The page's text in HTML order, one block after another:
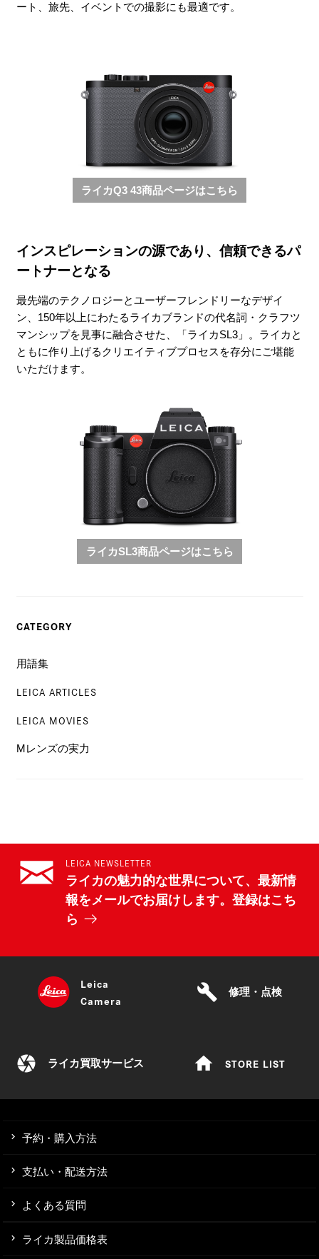
ート、旅先、イベントでの撮影にも最適です。
ライカQ3 43商品ページはこちら
インスピレーションの源であり、信頼できるパ
ートナーとなる
最先端のテクノロジーとユーザーフレンドリーなデザイ
ン、150年以上にわたるライカブランドの代名詞・クラフツ
マンシップを見事に融合させた、「ライカSL3」。ライカと
ともに作り上げるクリエイティブプロセスを存分にご堪能
いただけます。
ライカSL3商品ページはこちら
CATEGORY
用語集
LEICA ARTICLES
LEICA MOVIES
Mレンズの実力
LEICA NEWSLETTER
ライカの魅力的な世界について、最新情
報をメールでお届けします。登録はこち
ら
Leica
Camera
build 修理・点検
camera ライカ買取サービス home STORE LIST
予約・購入方法
支払い・配送方法
よくある質問
ライカ製品価格表